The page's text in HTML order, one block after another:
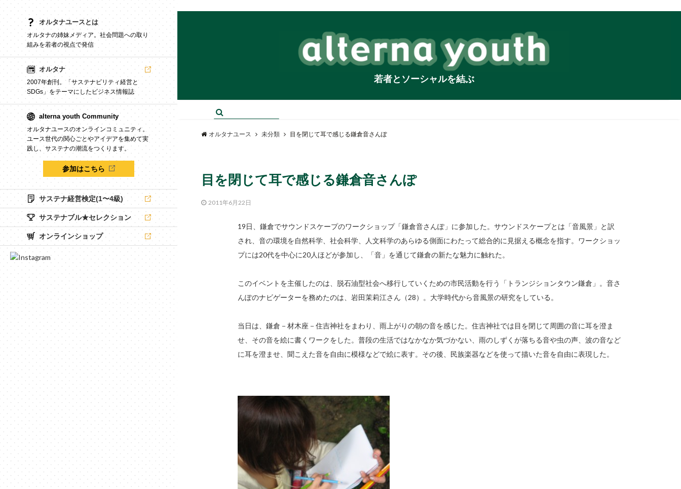
オルタナユースとは
オルタナの姉妹メディア。社会問題への取り
組みを若者の視点で発信
オルタナ
2007年創刊。「サステナビリティ経営と
SDGs」をテーマにしたビジネス情報誌
alterna youth Community
オルタナユースのオンラインコミュニティ。
ユース世代の関心ごとやアイデアを集めて実
践し、サステナの潮流をつくります。
参加はこちら
サステナ経営検定(1〜4級)
サステナブル★セレクション
オンラインショップ
若者とソーシャルを結ぶ
オルタナユース 未分類 目を閉じて耳で感じる鎌倉音さんぽ
目を閉じて耳で感じる鎌倉音さんぽ
2011年6月22日
19日、鎌倉でサウンドスケープのワークショップ「鎌倉音さんぽ」に参加した。サウンドスケープとは「音風景」と訳
され、音の環境を自然科学、社会科学、人文科学のあらゆる側面にわたって総合的に見据える概念を指す。ワークショッ
プには20代を中心に20人ほどが参加し、「音」を通じて鎌倉の新たな魅力に触れた。
このイベントを主催したのは、脱石油型社会へ移行していくための市民活動を行う「トランジションタウン鎌倉」。音さ
んぽのナビゲーターを務めたのは、岩田茉莉江さん（28）。大学時代から音風景の研究をしている。
当日は、鎌倉－材木座－住吉神社をまわり、雨上がりの朝の音を感じた。住吉神社では目を閉じて周囲の音に耳を澄ま
せ、その音を絵に書くワークをした。普段の生活ではなかなか気づかない、雨のしずくが落ちる音や虫の声、波の音など
に耳を澄ませ、聞こえた音を自由に模様などで絵に表す。その後、民族楽器などを使って描いた音を自由に表現した。